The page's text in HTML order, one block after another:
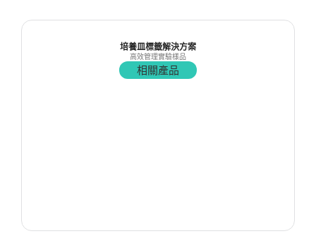
培養皿標籤解決方案
高效管理實驗樣品
相關產品